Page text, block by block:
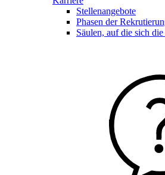
Stellenangebote
Phasen der
Säulen, auf die sich